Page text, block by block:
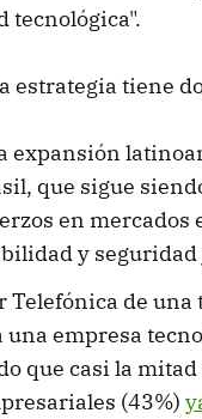
tecnológica".
estrategia tiene
expansión
que sigue
en mercados
y
de una
empresa
que casi la mitad
(43%)